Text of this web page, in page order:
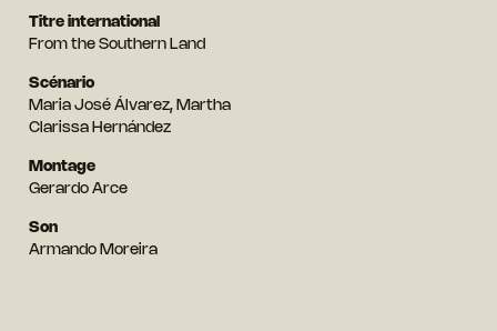
Titre international
From the Southern Land
Scénario
Maria José Álvarez, Martha
Clarissa Hernández
Montage
Gerardo Arce
Son
Armando Moreira